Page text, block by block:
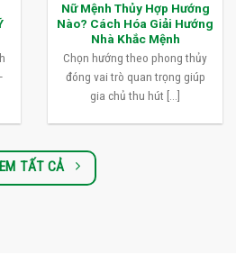
Nữ Mệnh Thủy Hợp Hướng
Nào? Cách Hóa Giải Hướng
Nhà Khắc Mệnh
Chọn hướng theo phong thủy
đóng vai trò quan trọng giúp
gia chủ thu hút [...]
TẤT CẢ